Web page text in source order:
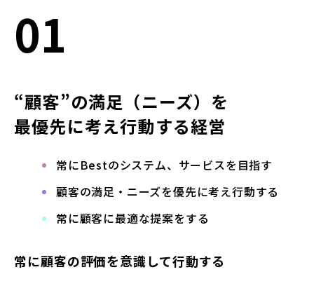
01
“顧客”の満足（ニーズ）を
最優先に考え行動する経営
常にBestのシステム、サービスを目指す
顧客の満足‧ニーズを優先に考え行動する
常に顧客に最適な提案をする
常に顧客の評価を意識して行動する